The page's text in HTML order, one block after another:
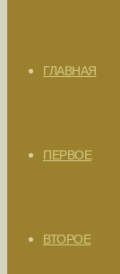
ГЛАВНАЯ
ПЕРВОЕ
ВТОРОЕ